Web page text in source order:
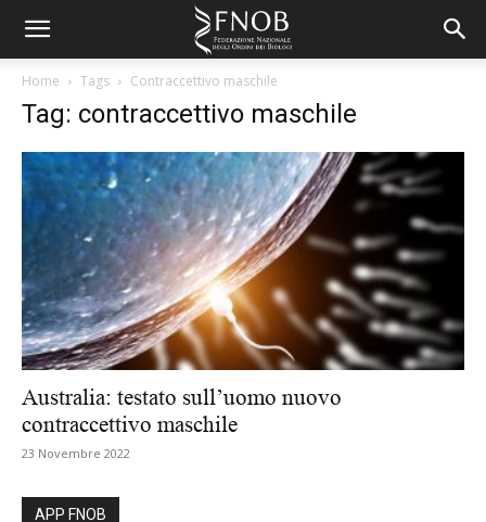
Home Tags Contraccettivo maschile
Tag: contraccettivo maschile
Australia: testato sull’uomo nuovo
contraccettivo maschile
23 Novembre 2022
APP FNOB